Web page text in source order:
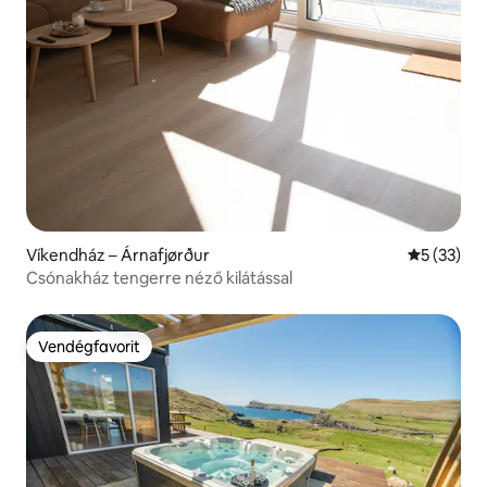
Víkendház – Árnafjørður Átlagos
5 (33)
Csónakház tengerre néző kilátással
Vendégfavorit
Vendégfavorit